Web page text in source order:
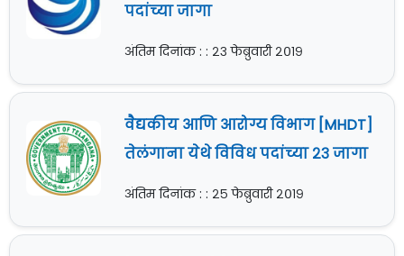
पदांच्या जागा
अंतिम दिनांक : : २३ फेब्रुवारी २०१९
वैद्यकीय आणि आरोग्य विभाग [MHDT]
तेलंगाना येथे विविध पदांच्या २३ जागा
अंतिम दिनांक : : २५ फेब्रुवारी २०१९